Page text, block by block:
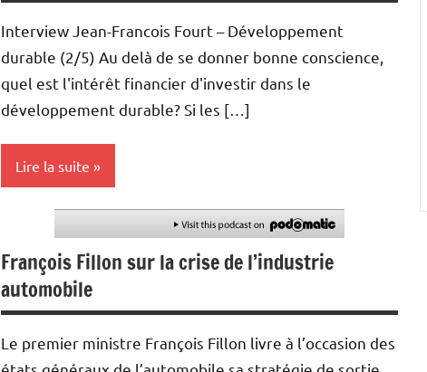
Podcasts
Interview Jean-Francois Fourt – Développement
durable (2/5) Au delà de se donner bonne conscience,
quel est l'intérêt financier d'investir dans le
développement durable? Si les […]
Lire la suite
Podcasts
François Fillon sur la crise de l’industrie
automobile
Le premier ministre François Fillon livre à l’occasion des